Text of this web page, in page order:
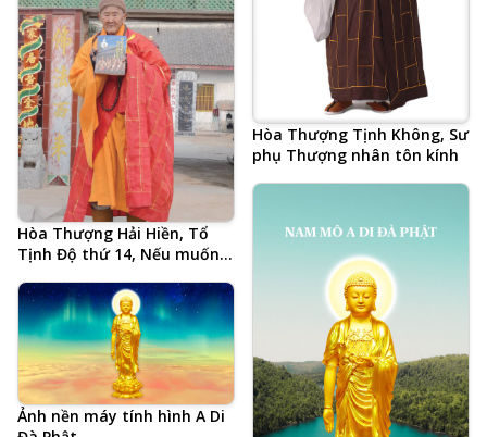
Hòa Thượng Tịnh Không, Sư
phụ Thượng nhân tôn kính
Hòa Thượng Hải Hiền, Tổ
Tịnh Độ thứ 14, Nếu muốn
Tăng khen Tăng, ảnh chụp
biểu pháp cuối cùng 3 ngày
trước khi tự tại vãng sinh
Ảnh nền máy tính hình A Di